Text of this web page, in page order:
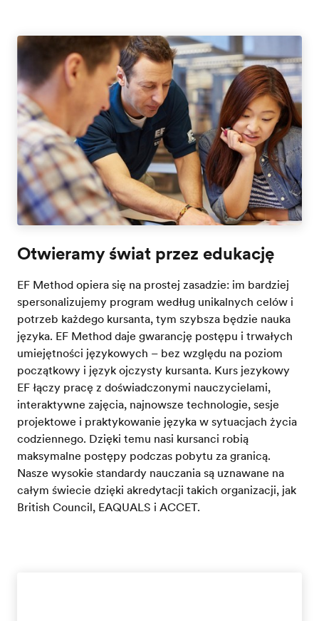
Otwieramy świat przez edukację
EF Method opiera się na prostej zasadzie: im bardziej
spersonalizujemy program według unikalnych celów i
potrzeb każdego kursanta, tym szybsza będzie nauka
języka. EF Method daje gwarancję postępu i trwałych
umiejętności językowych – bez względu na poziom
początkowy i język ojczysty kursanta. Kurs jezykowy
EF łączy pracę z doświadczonymi nauczycielami,
interaktywne zajęcia, najnowsze technologie, sesje
projektowe i praktykowanie języka w sytuacjach życia
codziennego. Dzięki temu nasi kursanci robią
maksymalne postępy podczas pobytu za granicą.
Nasze wysokie standardy nauczania są uznawane na
całym świecie dzięki akredytacji takich organizacji, jak
British Council, EAQUALS i ACCET.